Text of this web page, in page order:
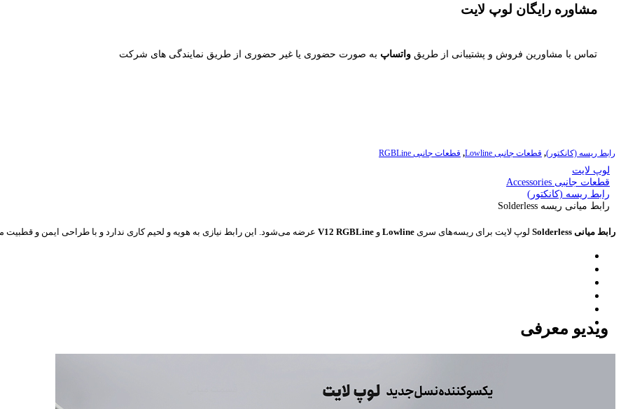
مشاوره رایگان لوپ لایت
تماس با مشاورین فروش و پشتیبانی از طریق واتساپ به صورت حضوری یا غیر حضوری از طریق نمایندگی های شرکت
رابط ریسه (کانکتور), قطعات جانبی Lowline , قطعات جانبی RGBLine
لوپ لایت
قطعات جانبی Accessories
رابط ریسه (کانکتور)
رابط میانی ریسه Solderless
رابط میانی Solderless لوپ لایت برای ريسه‌های سری Lowline و V12 RGBLine عرضه می‌شود. این رابط نیازی به هویه و لحیم‌ کاری ندارد و با طراحی ایمن و قطبیت
ویدیو معرفی